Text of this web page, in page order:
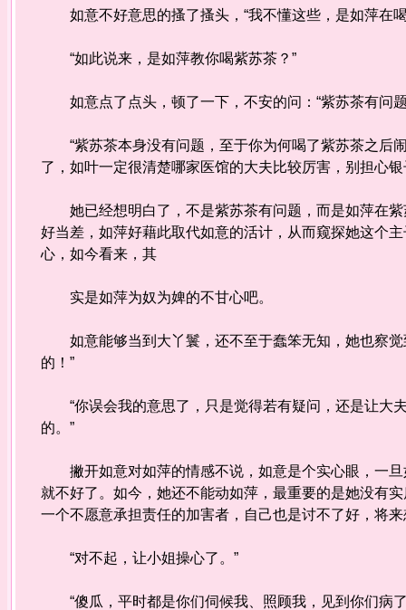
如意不好意思的搔了搔头，“我不懂这些，是如萍在
“如此说来，是如萍教你喝紫苏茶？”
如意点了点头，顿了一下，不安的问：“紫苏茶有问
“紫苏茶本身没有问题，至于你为何喝了紫苏茶之后
了，如叶一定很清楚哪家医馆的大夫比较厉害，别担心
她已经想明白了，不是紫苏茶有问题，而是如萍在紫
好当差，如萍好藉此取代如意的活计，从而窥探她这个
心，如今看来，其
实是如萍为奴为婢的不甘心吧。
如意能够当到大丫鬟，还不至于蠢笨无知，她也察
的！”
“你误会我的意思了，只是觉得若有疑问，还是让大
的。”
撇开如意对如萍的情感不说，如意是个实心眼，一旦
就不好了。如今，她还不能动如萍，最重要的是她没有
一个不愿意承担责任的加害者，自己也是讨不了好，将
“对不起，让小姐操心了。”
“傻瓜，平时都是你们伺候我、照顾我，见到你们病